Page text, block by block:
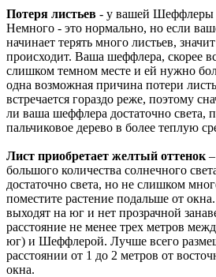
Потеря листьев - у вашей Шеффлеры
Немного - это нормально, но если
начинает терять много листьев,
происходит. Ваша шеффлера, скорее
слишком темном месте и ей нужно
одна возможная причина потери
встречается гораздо реже, поэтому
ли ваша шеффлера достаточно света,
пальчиковое дерево в более теплую
Лист приобретает желтый оттенок
большого количества солнечного
достаточно света, но не слишком
поместите растение подальше от
выходят на юг и нет прозрачной
расстояние не менее трех метров
юг) и Шеффлерой. Лучше всего
расстоянии от 1 до 2 метров от
окна.